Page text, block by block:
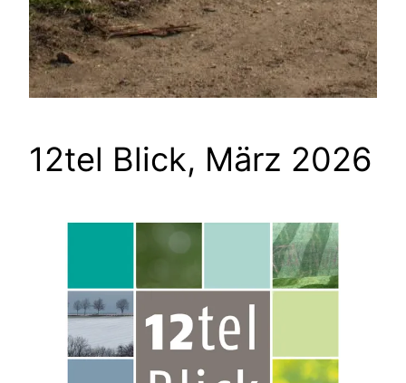
12tel Blick, März 2026